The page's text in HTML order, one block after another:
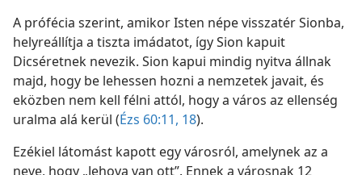
A prófécia szerint, amikor Isten népe visszatér Sionba,
helyreállítja a tiszta imádatot, így Sion kapuit
Dicséretnek nevezik. Sion kapui mindig nyitva állnak
majd, hogy be lehessen hozni a nemzetek javait, és
eközben nem kell félni attól, hogy a város az ellenség
uralma alá kerül (Ézs 60:11, 18).
Ezékiel látomást kapott egy városról, amelynek az a
neve, hogy „Jehova van ott”. Ennek a városnak 12